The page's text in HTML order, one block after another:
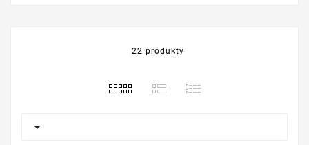
22 produkty
